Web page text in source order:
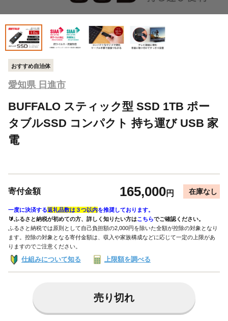
おすすめ自治体
愛知県 日進市
BUFFALO スティック型 SSD 1TB ポー
タブルSSD コンパクト 持ち運び USB 家
電
寄付金額 165,000円 在庫なし
一度に決済する返礼品数は３つ以内を推奨しております。
🔰ふるさと納税が初めての方、詳しく知りたい方はこちらでご確認ください。
ふるさと納税では原則として自己負担額の2,000円を除いた全額が控除の対象となり
ます。控除の対象となる寄付金額は、収入や家族構成などに応じて一定の上限があ
りますのでご注意ください。
仕組みについて知る 上限額を調べる
売り切れ